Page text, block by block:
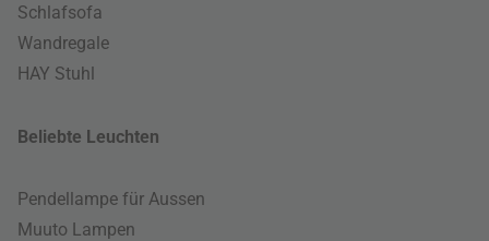
Schlafsofa
Wandregale
HAY Stuhl
Beliebte Leuchten
Pendellampe für Aussen
Muuto Lampen